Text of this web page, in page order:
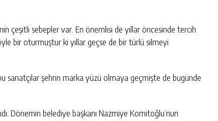
çeşitli sebepler var. En önemlisi de yıllar öncesinde tercih
bir oturmuştur ki yıllar geçse de bir türlü silmeyi
bu sanatçılar şehrin marka yüzü olmaya geçmişte de bugünde
Dönemin belediye başkanı Nazmiye Komitoğlu’nun